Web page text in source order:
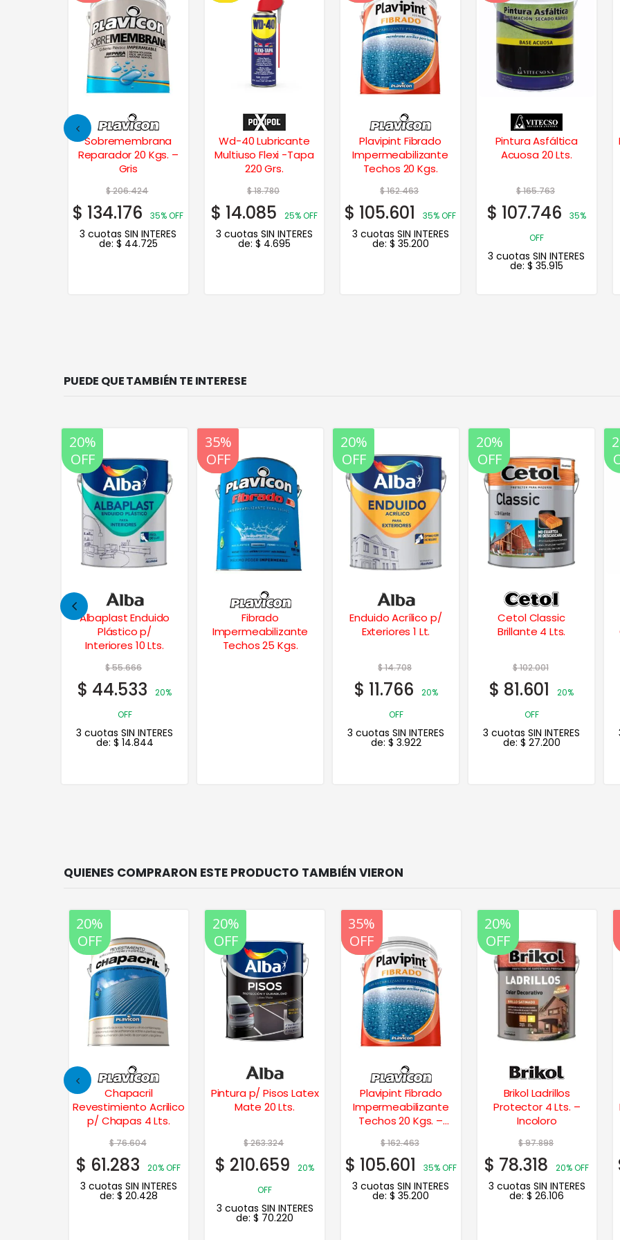
Sobremembrana
Reparador 20 Kgs. –
206.424
134.176 35% OFF
3 cuotas SIN INTERES
44.725
Wd-40 Lubricante
Multiuso Flexi -Tapa
$14.085 25% OFF
3 cuotas SIN INTERES
4.695
Plavipint Fibrado
Impermeabilizante
Techos 20 Kgs.
$105.601 35% OFF
3 cuotas SIN INTERES
35.200
Pintura Asfáltica
Acuosa 20 Lts.
$ 107.746
35%
3 cuotas SIN INTERES
35.915
Brikol
PUEDE QUE TAMBIÉN TE INTERESE
20%
OFF
Albaplast Enduido
Plástico p/
Interiores 10 Lts.
$55.666
$ 44.533
20%
OFF
3 cuotas SIN INTERES
de: $ 14.844
20%
OFF
35%
OFF
Fibrado
Impermeabilizante
Techos 25 Kgs.
20%
OFF
Enduido Acrílico p/
Exteriores 1 Lt.
$14.708
$ 11.766
20%
OFF
3 cuotas SIN INTERES
de: $ 3.922
20%
OFF
Cetol Classic
Brillante 4 Lts.
$102.001
$ 81.601
20%
OFF
3 cuotas SIN INTERES
de: $ 27.200
20%
OFF
Chapacril
Revestimiento Acrilico
p/ Chapas 4 Lts.
$76.604
$ 61.283 20% OFF
3 cuotas SIN INTERES
de: $ 20.428
20%
OFF
Pintura p/ Pisos Latex
Mate 20 Lts.
$263.324
$ 210.659
20%
OFF
3 cuotas SIN INTERES
de:$ 70.220
20%
OFF
35%
OFF
Plavipint Fibrado
Impermeabilizante
Techos 20 Kgs. –
$162.463
$ 105.601 35% OFF
3 cuotas SIN INTERES
de:$ 35.200
20%
OFF
Brikol Ladrillos
Protector 4 Lts. –
Incoloro
$97.898
$ 78.318 20% OFF
3 cuotas SIN INTERES
de:$ 26.106